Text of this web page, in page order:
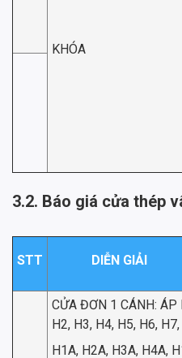
KHÓA
3.2. Báo giá cửa thép
STT DIỄN GIẢI
CỬA ĐƠN 1 CÁNH: ÁP
H2, H3, H4, H5, H6,
H1A, H2A, H3A, H4A,